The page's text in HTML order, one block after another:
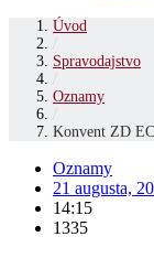
Úvod
/
Spravodajstvo
/
Oznamy
/
Konvent ZD
Oznamy
21 augusta,
14:15
1335